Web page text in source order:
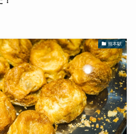
熊本駅